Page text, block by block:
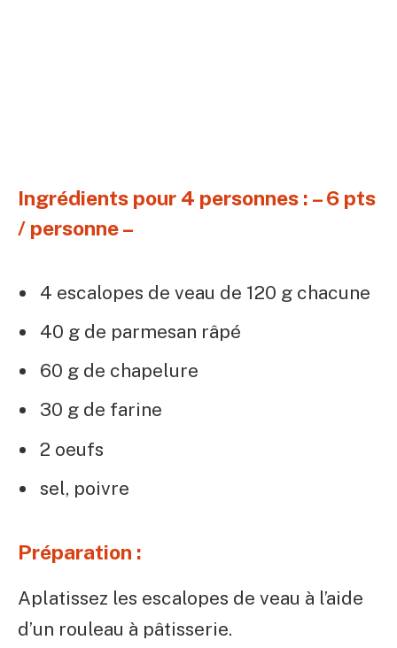
Ingrédients pour 4 personnes : – 6 pts
/ personne –
4 escalopes de veau de 120 g chacune
40 g de parmesan râpé
60 g de chapelure
30 g de farine
2 oeufs
sel, poivre
Préparation :
Aplatissez les escalopes de veau à l’aide
d’un rouleau à pâtisserie.